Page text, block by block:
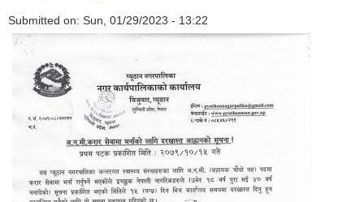
Submitted on: Sun, 01/29/2023 - 13:22